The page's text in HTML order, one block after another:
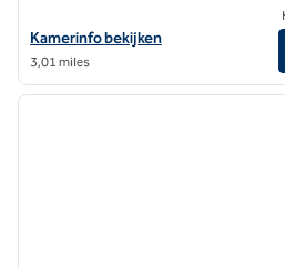
Bekijk hoteldetails voor Graduate by
Kamerinfo bekijken
3,01 miles
1 van 12